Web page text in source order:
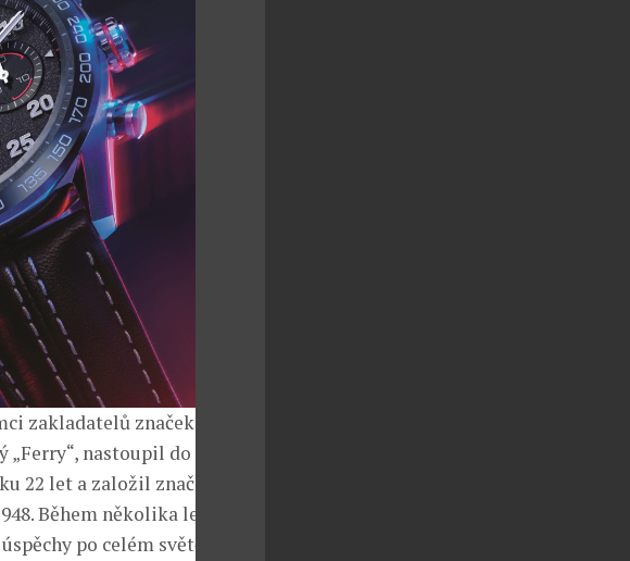
zakladatelů značek. Syn
„Ferry“, nastoupil do
22 let a založil značku
Během několika let bylo
po celém světě –